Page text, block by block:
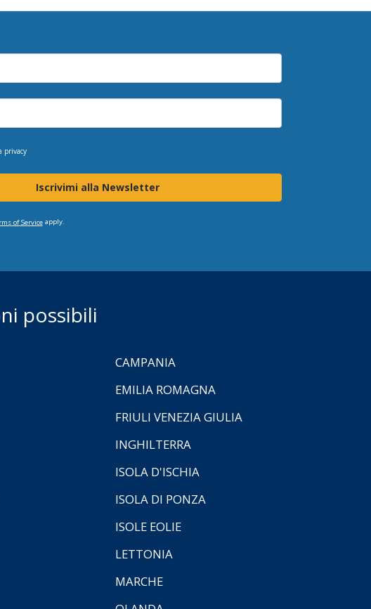
privacy
Iscrivimi alla Newsletter
of Serviceapply.
possibili
CAMPANIA
EMILIA ROMAGNA
FRIULI VENEZIA GIULIA
INGHILTERRA
ISOLA D'ISCHIA
ISOLA DI PONZA
ISOLE EOLIE
LETTONIA
MARCHE